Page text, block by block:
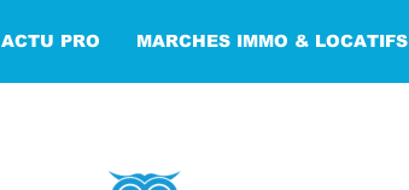
ACTU PRO MARCHES IMMO & LOCATIFS